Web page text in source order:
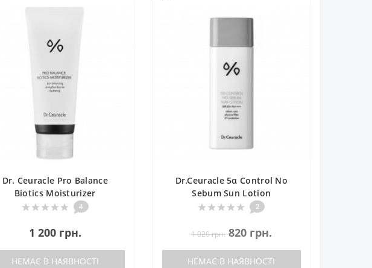
Dr. Ceuracle Pro Balance
Biotics Moisturizer
Зволожуючий крем з
4
1 200 грн.
НЕМАЄ В НАЯВНОСТІ
Dr.Ceuracle 5α Control No
Sebum Sun Lotion
Себорегулюючий
2
1 020 грн. 820 грн.
НЕМАЄ В НАЯВНОСТІ